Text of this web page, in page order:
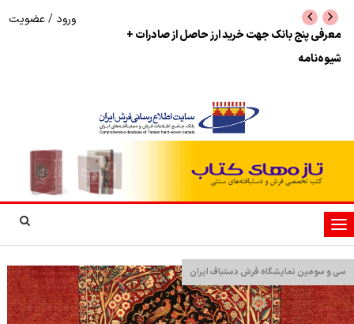
نرخ بازگشت ارز حاصل از صادرات + تکمیلی
ورود /عضویت
تغییر
وضعیت
ناوبری
سی و سومین نمایشگاه فرش دستباف ایران